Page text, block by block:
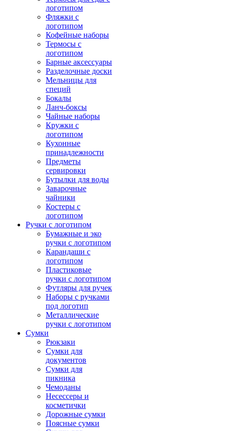
логотипом
Фляжки с
логотипом
Кофейные наборы
Термосы с
логотипом
Барные аксессуары
Разделочные доски
Мельницы для
специй
Бокалы
Ланч-боксы
Чайные наборы
Кружки с
логотипом
Кухонные
принадлежности
Предметы
сервировки
Бутылки для воды
Заварочные
чайники
Костеры с
логотипом
Ручки с логотипом
Бумажные и эко
ручки с логотипом
Карандаши с
логотипом
Пластиковые
ручки с логотипом
Футляры для ручек
Наборы с ручками
под логотип
Металлические
ручки с логотипом
Сумки
Рюкзаки
Сумки для
документов
Сумки для
пикника
Чемоданы
Несессеры и
косметички
Дорожные сумки
Поясные сумки